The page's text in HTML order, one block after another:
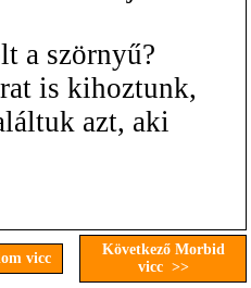
a szörnyű?
is kihoztunk,
azt, aki
vicc
Következő Morbid
vicc >>